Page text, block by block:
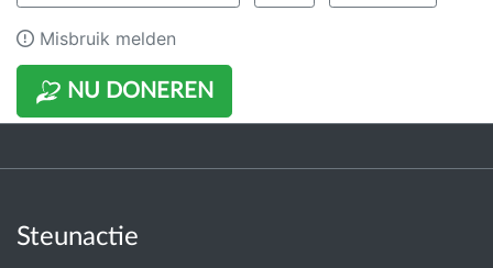
NU DONEREN
Misbruik melden
Steunactie